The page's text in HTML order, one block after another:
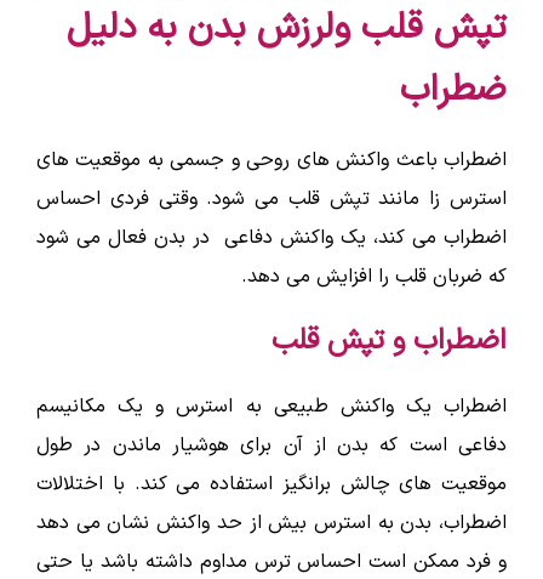
تپش قلب ولرزش بدن به دلیل
ضطراب
اضطراب باعث واکنش های روحی و جسمی به موقعیت های
استرس زا مانند تپش قلب می شود. وقتی فردی احساس
اضطراب می کند، یک واکنش دفاعی در بدن فعال می شود
که ضربان قلب را افزایش می دهد.
اضطراب و تپش قلب
اضطراب یک واکنش طبیعی به استرس و یک مکانیسم
دفاعی است که بدن از آن برای هوشیار ماندن در طول
موقعیت های چالش برانگیز استفاده می کند. با اختلالات
اضطراب، بدن به استرس بیش از حد واکنش نشان می دهد
و فرد ممکن است احساس ترس مداوم داشته باشد یا حتی